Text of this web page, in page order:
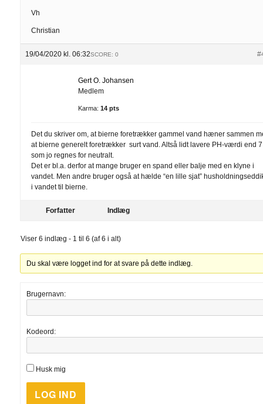
Vh
Christian
19/04/2020 kl. 06:32SCORE: 0
Gert O. Johansen
Medlem
Karma: 14 pts
Det du skriver om, at bierne foretrækker gammel vand hæner sammen
at bierne generelt foretrækker surt vand. Altså lidt lavere PH-værdi end
som jo regnes for neutralt.
Det er bl.a. derfor at mange bruger en spand eller balje med en klyne i
vandet. Men andre bruger også at hælde “en lille sjat”
i vandet til bierne.
Forfatter Indlæg
Viser 6 indlæg - 1 til 6 (af 6 i alt)
Du skal være logget ind for at svare på dette indlæg.
Brugernavn:
Kodeord:
Husk mig
LOG IND